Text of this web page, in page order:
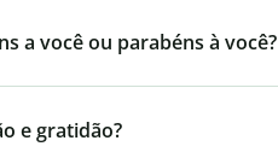
a você ou parabéns à você?
e gratidão?